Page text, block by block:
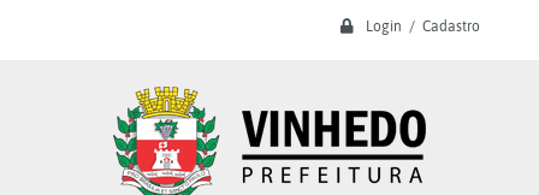
Login / Cadastro